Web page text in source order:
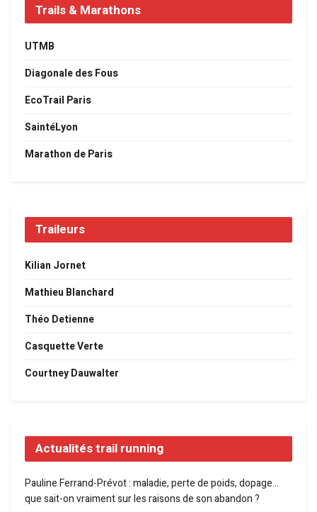
Trails & Marathons
UTMB
Diagonale des Fous
EcoTrail Paris
SaintéLyon
Marathon de Paris
Traileurs
Kilian Jornet
Mathieu Blanchard
Théo Detienne
Casquette Verte
Courtney Dauwalter
Actualités trail running
Pauline Ferrand-Prévot : maladie, perte de poids, dopage…
que sait-on vraiment sur les raisons de son abandon ?